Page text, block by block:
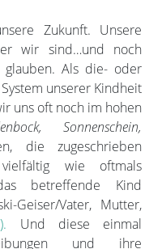
Zukunft. Unsere
wir sind…und noch
Als die- oder
unserer Kindheit
uns oft noch im hohen
Sonnenschein,
die zugeschrieben
wie oftmals
betreffende Kind
Geiser/Vater, Mutter,
Und diese einmal
und ihre